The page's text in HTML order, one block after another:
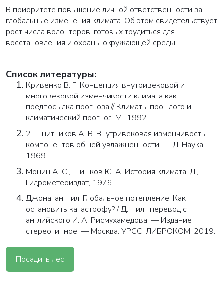
В приоритете повышение личной ответственности за
глобальные изменения климата. Об этом свидетельствует
рост числа волонтеров, готовых трудиться для
восстановления и охраны окружающей среды.
Список литературы:
Кривенко В. Г. Концепция внутривековой и
многовековой изменчивости климата как
предпосылка прогноза // Климаты прошлого и
климатический прогноз. М., 1992.
2. Шнитников А. В. Внутривековая изменчивость
компонентов общей увлажненности. — Л. Наука,
1969.
Монин А. С., Шишков Ю. А. История климата. Л.,
Гидрометеоиздат, 1979.
Джонатан Нил. Глобальное потепление. Как
остановить катастрофу? / Д. Нил ; перевод с
английского И. А. Рисмухамедова. — Издание
стереотипное. — Москва: УРСС, ЛИБРОКОМ, 2019.
Посадить лес